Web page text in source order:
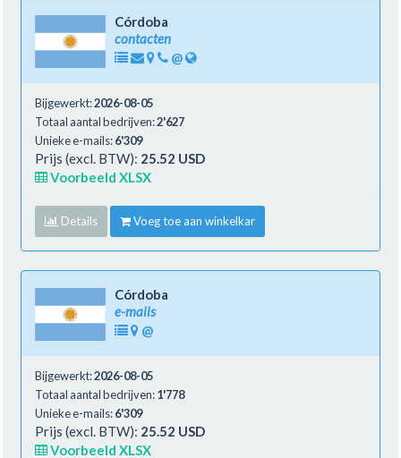
Córdoba
contacten
@
Bijgewerkt:2026-08-05
Totaal aantal bedrijven:2'627
Unieke e-mails:6'309
Prijs (excl. BTW): 25.52 USD
Voorbeeld XLSX
Details Voeg toe aan winkelkar
Córdoba
e-mails
@
Bijgewerkt:2026-08-05
Totaal aantal bedrijven:1'778
Unieke e-mails:6'309
Prijs (excl. BTW): 25.52 USD
Voorbeeld XLSX